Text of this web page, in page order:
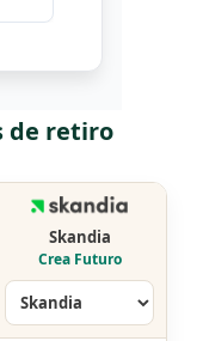
de retiro
Skandia
Crea Futuro